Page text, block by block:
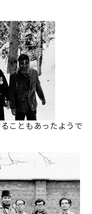
こともあったようで